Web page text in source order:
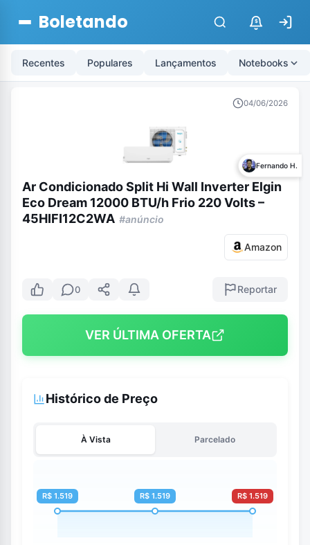
Boletando $
Recentes Populares Lançamentos Notebooks
04/06/2026
Fernando H.
Ar Condicionado Split Hi Wall Inverter Elgin
Eco Dream 12000 BTU/h Frio 220 Volts –
45HIFI12C2WA #anúncio
Amazon
0 Reportar
VER ÚLTIMA OFERTA
Histórico de Preço
À Vista Parcelado